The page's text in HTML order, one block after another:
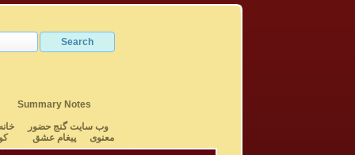
Summary Notes
وب سایت گنج حضور
خانه
معنوی
پیغام عشق